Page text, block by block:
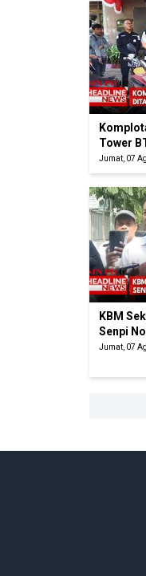
Tower
Jumat, 07
KBM
Senpi
Jumat, 07